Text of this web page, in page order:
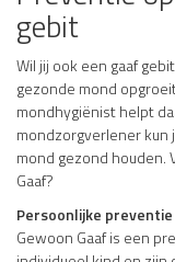
gebit
Wil jij ook een gaaf
gezonde mond
mondhygiënist helpt
mondzorgverlener kun
mond gezond houden.
Gaaf?
Persoonlijke preventie
Gewoon Gaaf is een